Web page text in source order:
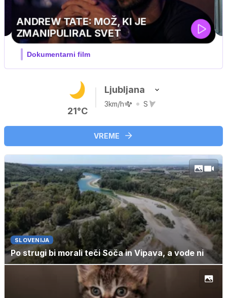
21°C
Ljubljana
3km/h S
VREME
SLOVENIJA
Po strugi bi morali teči Soča in Vipava, a vode ni